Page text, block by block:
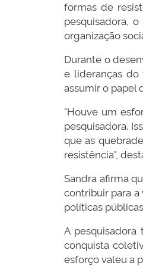
formas de
pesquisadora,
organização
Durante o
e lideranças do
assumir o papel
"Houve um
pesquisadora.
que as
resistência",
Sandra afirma
contribuir para
políticas
A
conquista
esforço valeu a